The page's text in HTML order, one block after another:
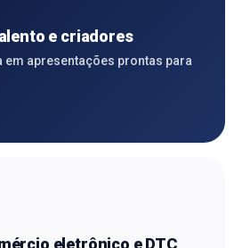
e criadores
em apresentações prontas para
eletrônico e DTC